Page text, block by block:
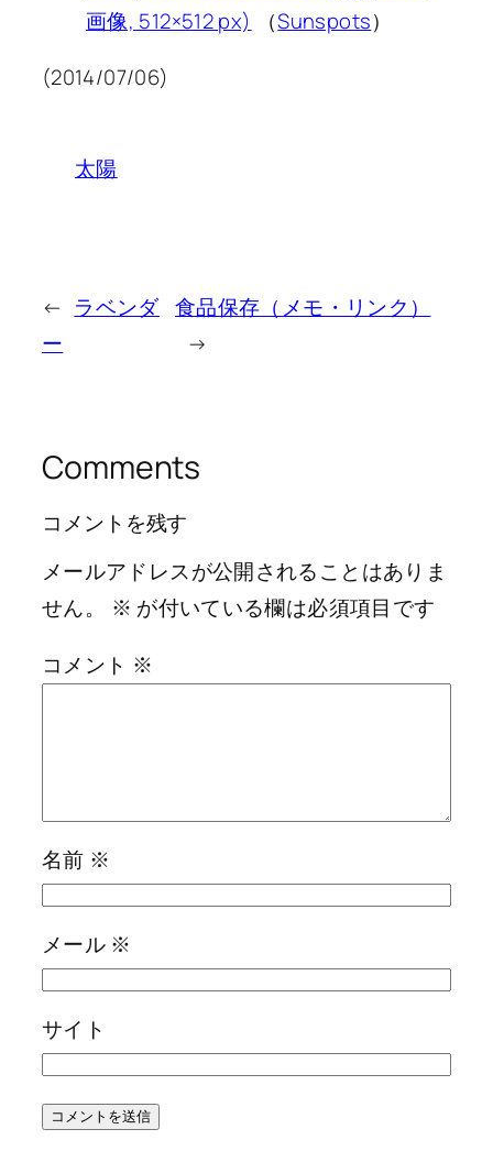
画像, 512×512 px) （Sunspots）
(2014/07/06)
太陽
← ラベンダ
ー
食品保存（メモ・リンク）
→
Comments
コメントを残す
メールアドレスが公開されることはありま
せん。
※ が付いている欄は必須項目です
コメント ※
名前 ※
メール ※
サイト